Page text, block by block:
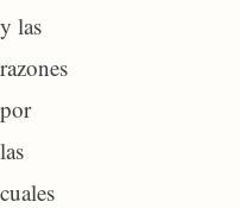
y las
razones
por
las
cuales